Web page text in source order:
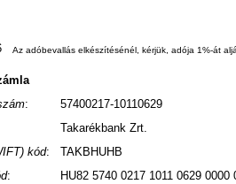
Az adóbevallás elkészítésénél, kérjük, adója 1%-át
:
57400217-10110629
Takarékbank Zrt.
kód:
TAKBHUHB
: HU82 5740 0217 1011 0629 0000